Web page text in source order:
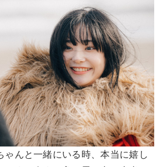
ゃんと一緒にいる時、本当に嬉し